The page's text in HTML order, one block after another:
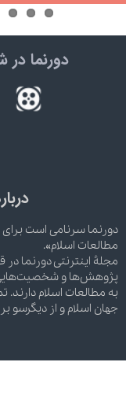
دورنما
دورنما سرنامی است برای
مطالعات اسلام».
مجلۀ اینترنتی دورنما
پژوهش‌ها و شخصیت‌هایی
به مطالعات اسلام دارند.
جهان اسلام و از دیگرسو